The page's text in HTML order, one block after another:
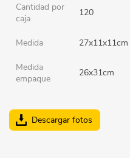
Cantidad por
caja
120
Medida 27x11x11cm
Medida
empaque
26x31cm
Descargar fotos